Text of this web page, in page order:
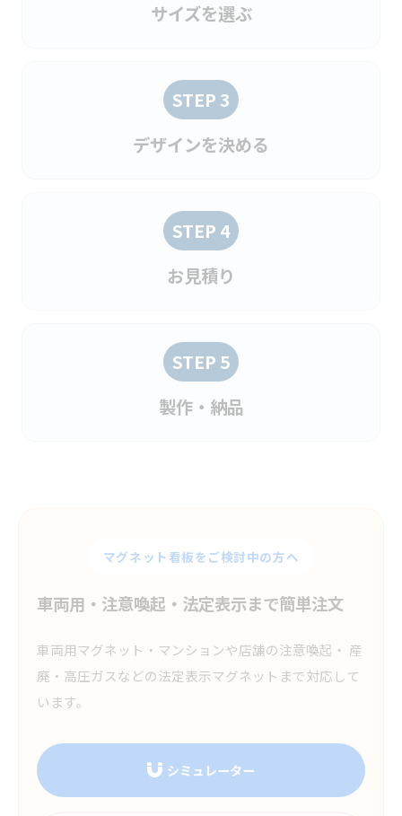
サイズを選ぶ
STEP 3
デザインを決める
STEP 4
お見積り
STEP 5
製作・納品
マグネット看板をご検討中の方へ
車両用・注意喚起・法定表示まで簡単注文
車両用マグネット・マンションや店舗の注意喚起・ 産
廃・高圧ガスなどの法定表示マグネットまで対応して
います。
シミュレーター